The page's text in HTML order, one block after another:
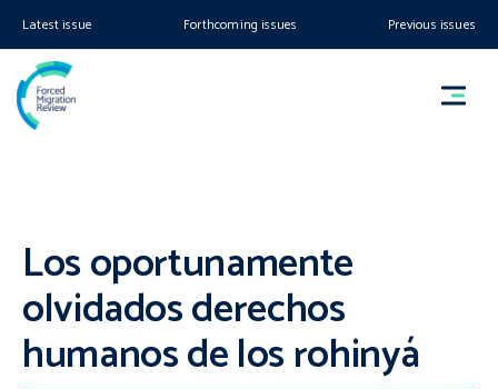
Latest issue Forthcoming issues Previous issues
Los oportunamente
olvidados derechos
humanos de los rohinyá